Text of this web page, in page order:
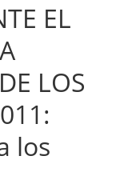
EL
LOS
los